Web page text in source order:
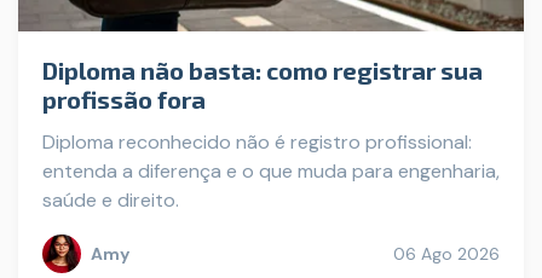
Diploma não basta: como registrar sua
profissão fora
Diploma reconhecido não é registro profissional:
entenda a diferença e o que muda para engenharia,
saúde e direito.
Amy 06 Ago 2026